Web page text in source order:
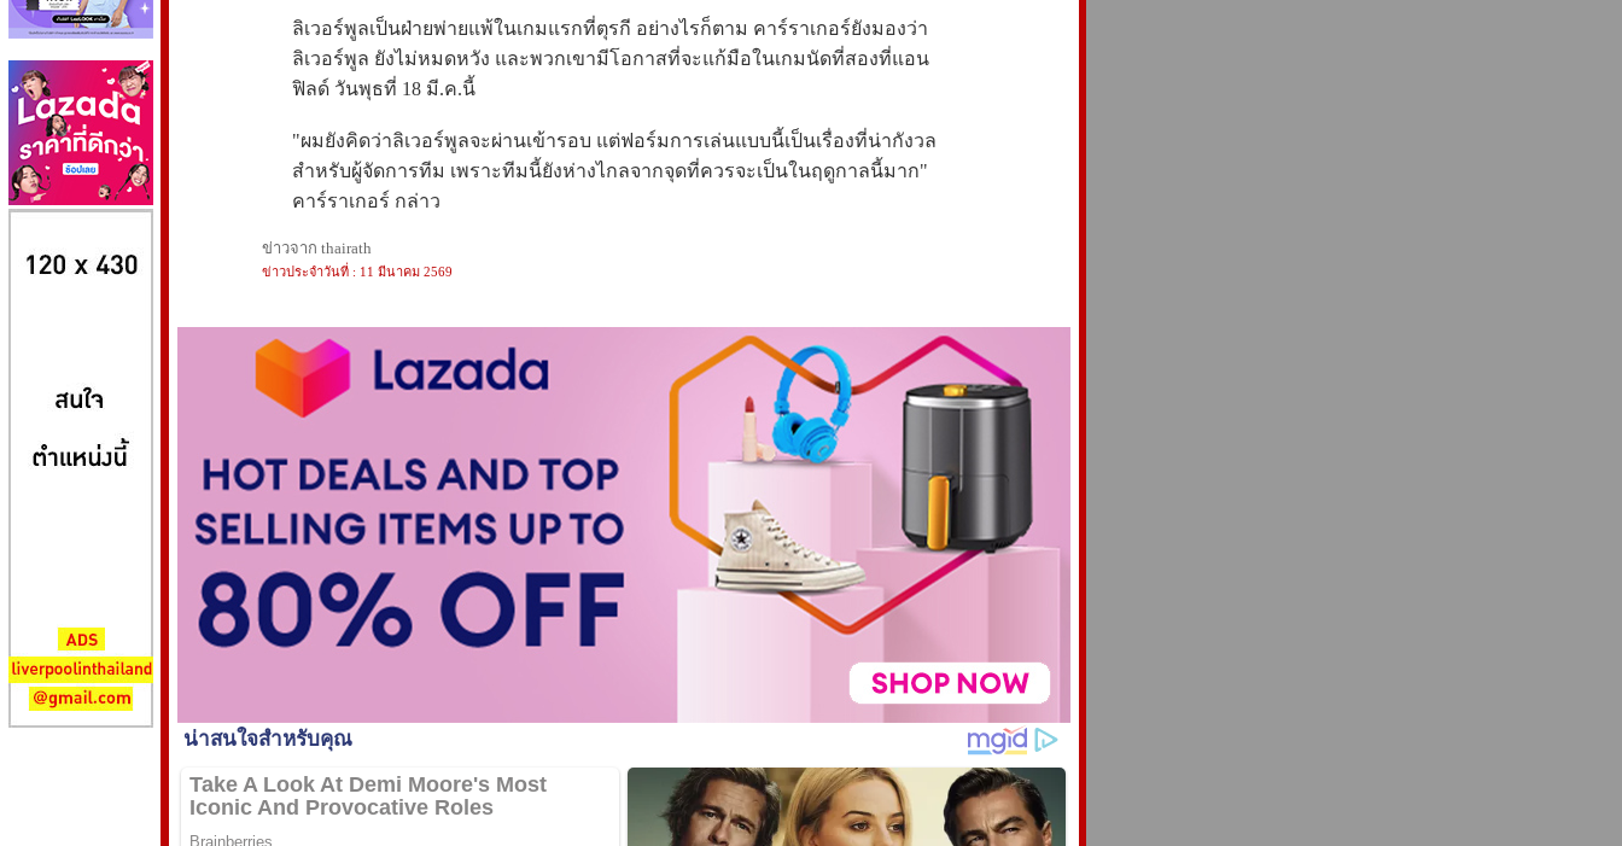
ลิเวอร์พูลเป็นฝ่ายพ่ายแพ้ในเกมแรกที่ตุรกี อย่างไรก็ตาม คาร์ราเกอร์ยังมองว่า
ลิเวอร์พูล ยังไม่หมดหวัง และพวกเขามีโอกาสที่จะแก้มือในเกมนัดที่สองที่แอน
ฟิลด์ วันพุธที่ 18 มี.ค.นี้
"ผมยังคิดว่าลิเวอร์พูลจะผ่านเข้ารอบ แต่ฟอร์มการเล่นแบบนี้เป็นเรื่องที่น่ากังวล
สำหรับผู้จัดการทีม เพราะทีมนี้ยังห่างไกลจากจุดที่ควรจะเป็นในฤดูกาลนี้มาก"
คาร์ราเกอร์ กล่าว
ข่าวจาก thairath
ข่าวประจำวันที่ : 11 มีนาคม 2569